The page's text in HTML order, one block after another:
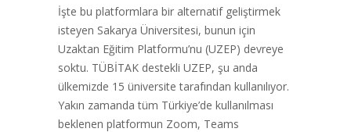
İşte bu platformlara bir alternatif geliştirmek
isteyen Sakarya Üniversitesi, bunun için
Uzaktan Eğitim Platformu’nu (UZEP) devreye
soktu. TÜBİTAK destekli UZEP, şu anda
ülkemizde 15 üniversite tarafından kullanılıyor.
Yakın zamanda tüm Türkiye’de kullanılması
beklenen platformun Zoom, Teams